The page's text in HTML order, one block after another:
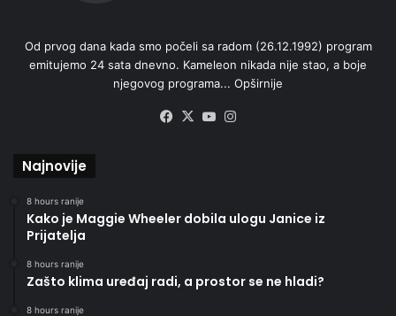
Od prvog dana kada smo počeli sa radom (26.12.1992) program
emitujemo 24 sata dnevno. Kameleon nikada nije stao, a boje
njegovog programa... Opširnije
Facebook
X YouTube
Najnovije
8 hours ranije
Kako je Maggie Wheeler dobila ulogu Janice iz
Prijatelja
8 hours ranije
Zašto klima uređaj radi, a prostor se ne hladi?
8 hours ranije